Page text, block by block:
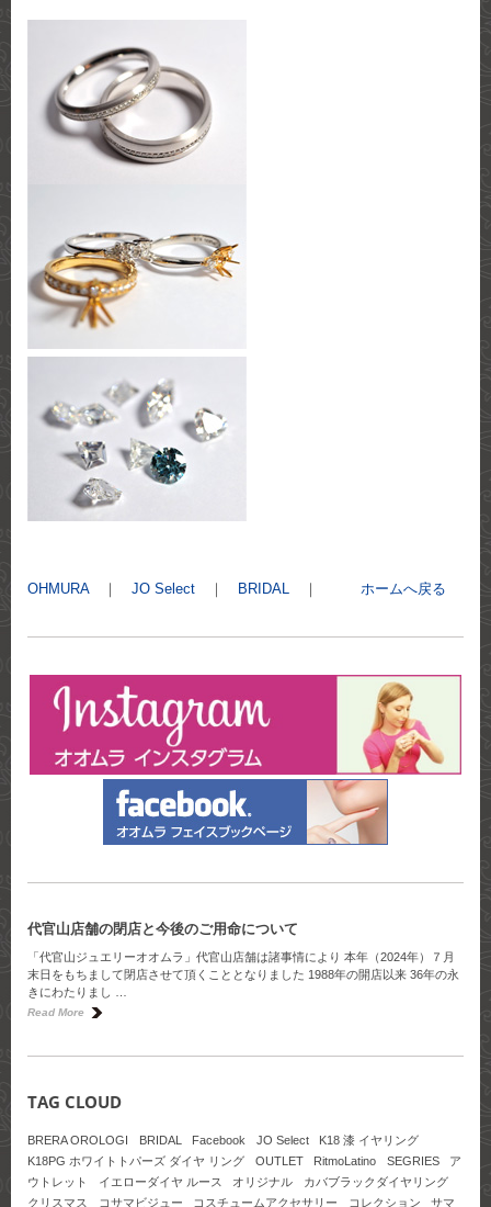
OHMURA｜ JO Select ｜ BRIDAL ｜ ホームへ戻る
代官山店舗の閉店と今後のご用命について
「代官山ジュエリーオオムラ」代官山店舗は諸事情により 本年（2024年）７月
末日をもちまして閉店させて頂くこととなりました 1988年の開店以来 36年の永
きにわたりまし …
Read More
TAG CLOUD
BRERA OROLOGI BRIDAL Facebook JO Select
K18 漆 イヤリング
K18PG ホワイトトパーズ ダイヤ リング
OUTLET RitmoLatino SEGRIES
ア
ウトレット
イエローダイヤ ルース オリジナル
カバブラックダイヤリング
クリスマス
コサマビジュー コスチュームアクセサリー コレクション サマ